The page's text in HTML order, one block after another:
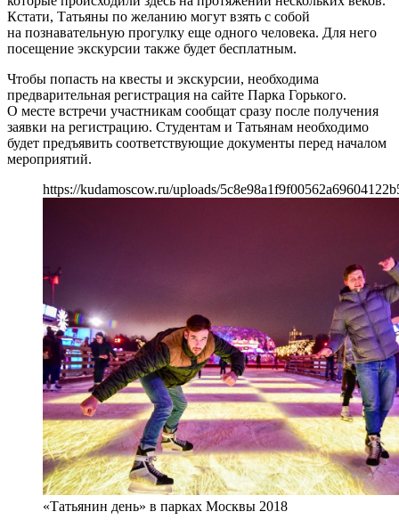
Кстати, Татьяны по желанию могут взять с собой
на познавательную прогулку еще одного человека. Для него
посещение экскурсии также будет бесплатным.
Чтобы попасть на квесты и экскурсии, необходима
предварительная регистрация на сайте Парка Горького.
О месте встречи участникам сообщат сразу после получения
заявки на регистрацию. Студентам и Татьянам необходимо
будет предъявить соответствующие документы перед началом
мероприятий.
https://kudamoscow.ru/uploads/
«Татьянин день» в парках Москвы 2018